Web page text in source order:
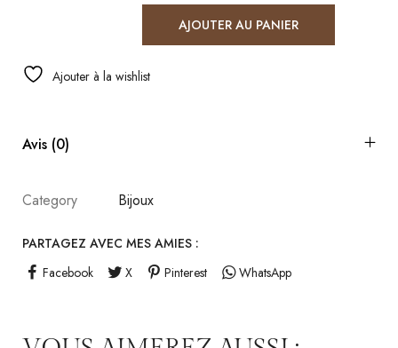
AJOUTER AU PANIER
Ajouter à la wishlist
Avis (0)
Category Bijoux
PARTAGEZ AVEC MES AMIES :
Facebook
X Pinterest WhatsApp